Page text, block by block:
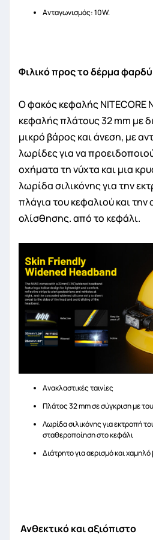
Ανταγωνισμός: 10W.
Φιλικό προς το δέρμα φαρδύ
Ο φακός κεφαλής NITECORE
κεφαλής πλάτους 32 mm με
μικρό βάρος και άνεση, με
λωρίδες για να
οχήματα τη νύχτα και μια
λωρίδα σιλικόνης για την
πλάγια του κεφαλιού και
ολίσθησης. από το κεφάλι.
Ανακλαστικές ταινίες
Πλάτος 32 mm σε σύγκριση με
Λωρίδα σιλικόνης για εκτροπή
σταθεροποίηση στο κεφάλι
Διάτρητο για αερισμό και
Ανθεκτικό και αξιόπιστο